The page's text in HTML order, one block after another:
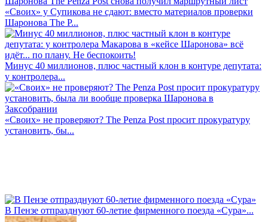
«Своих» у Супикова не сдают: вместо материалов проверки
Шаронова The P...
Минус 40 миллионов, плюс частный клон в контуре депутата:
у контролера...
«Своих» не проверяют? The Penza Post просит прокуратуру
установить, бы...
В Пензе отпразднуют 60-летие фирменного поезда «Сура»...